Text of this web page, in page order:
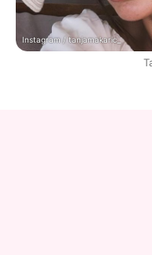
Instagram / tanjamakaric_